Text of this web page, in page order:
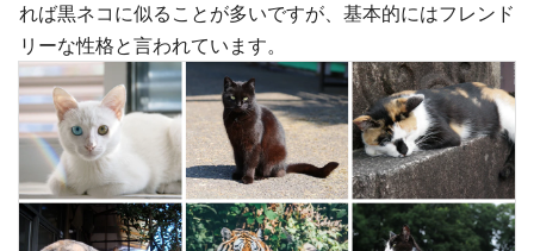
れば黒ネコに似ることが多いですが、基本的にはフレンド
リーな性格と言われています。